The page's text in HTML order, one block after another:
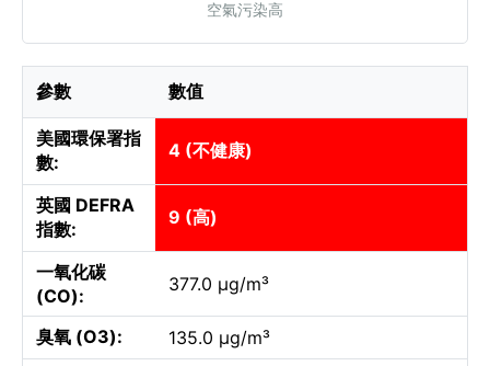
空氣污染高
參數 數值
美國環保署指
數:
4 (不健康)
英國 DEFRA
指數:
9 (高)
一氧化碳
(CO):
377.0 µg/m³
臭氧 (O3):
135.0 µg/m³